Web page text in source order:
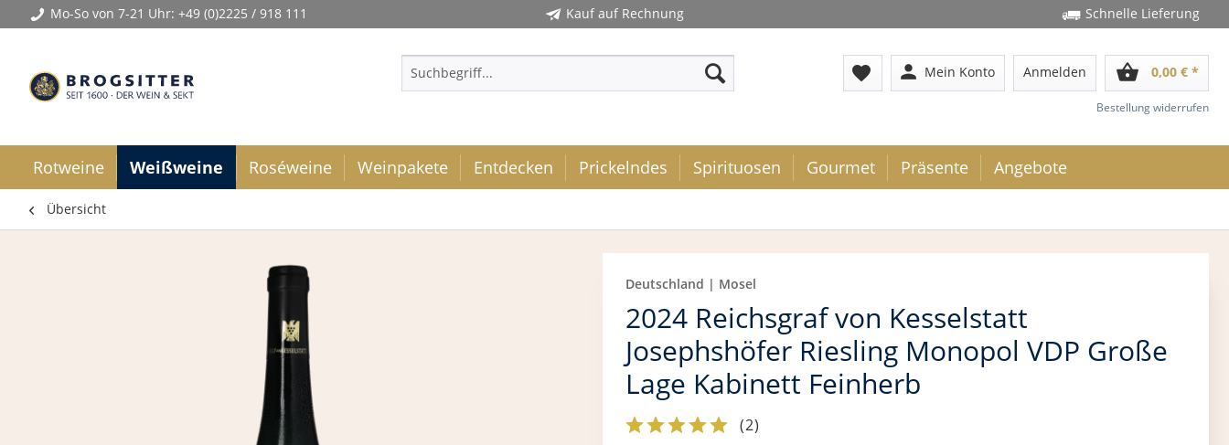
Mo-So von 7-21 Uhr: +49 (0)2225 / 918 111 Kauf auf Rechnung Schnelle Lieferung
favorite person Mein Konto Anmelden shopping_basket 0,00 € *
Bestellung widerrufen
Rotweine Weißweine Roséweine Weinpakete Entdecken Prickelndes Spirituosen Gourmet Präsente Angebote
Übersicht
Deutschland | Mosel
2024 Reichsgraf von Kesselstatt
Josephshöfer Riesling Monopol VDP Große
Lage Kabinett Feinherb
(2)